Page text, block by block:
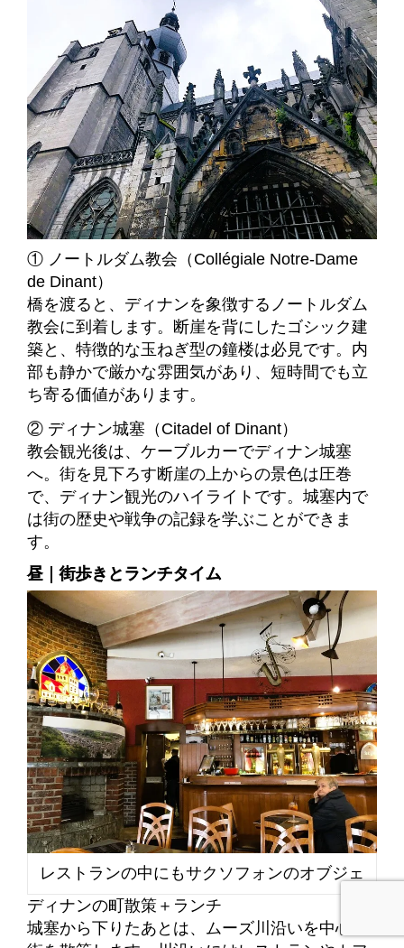
① ノートルダム教会（Collégiale Notre-Dame
de Dinant）
橋を渡ると、ディナンを象徴するノートルダム
教会に到着します。断崖を背にしたゴシック建
築と、特徴的な玉ねぎ型の鐘楼は必見です。内
部も静かで厳かな雰囲気があり、短時間でも立
ち寄る価値があります。
② ディナン城塞（Citadel of Dinant）
教会観光後は、ケーブルカーでディナン城塞
へ。街を見下ろす断崖の上からの景色は圧巻
で、ディナン観光のハイライトです。城塞内で
は街の歴史や戦争の記録を学ぶことができま
す。
昼｜街歩きとランチタイム
レストランの中にもサクソフォンのオブジェ
ディナンの町散策＋ランチ
城塞から下りたあとは、ムーズ川沿いを中心に